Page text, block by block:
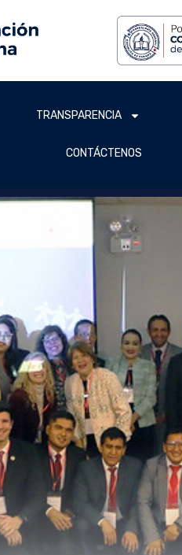
TRANSPARENCIA
CONTÁCTENOS